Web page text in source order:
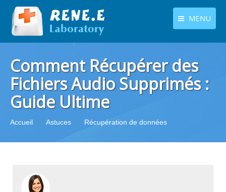
MENU
Centre de téléchargement
Boutique
Langues
Comment Récupérer des
Fichiers Audio Supprimés :
Guide Ultime
Vous êtes ici :
Accueil Astuces Récupération de données